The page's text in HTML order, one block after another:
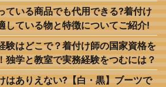
ている商品でも代用できる?着付け
している物と特徴についてご紹介!
験はどこで？着付け師の国家資格を
独学と教室で実務経験をつむには？
はありえない?【白・黒】ブーツで